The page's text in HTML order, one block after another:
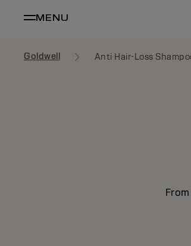
MENU
Goldwell Anti Hair-Loss